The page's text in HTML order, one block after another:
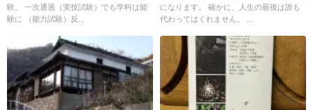
験。 一次通過（実技試験）でも学科は能
験に （能力試験）反...
になります。 確かに、人生の最後は誰も
代わってはくれません。 ...